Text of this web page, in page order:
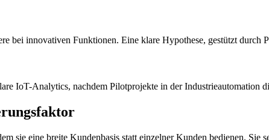
bei innovativen Funktionen. Eine klare Hypothese, gestützt durch
IoT-Analytics, nachdem Pilotprojekte in der Industrieautomation
sie eine breite Kundenbasis statt einzelner Kunden bedienen. Sie